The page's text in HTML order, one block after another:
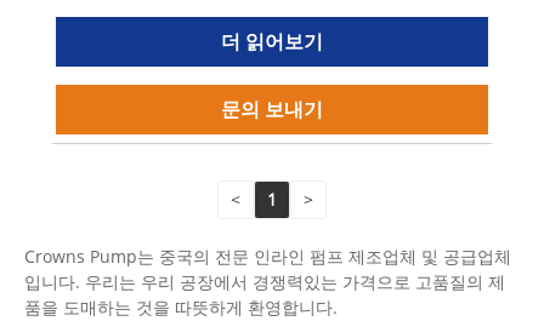
더 읽어보기
문의 보내기
< 1 >
Crowns Pump는 중국의 전문 인라인 펌프 제조업체 및 공급업체
입니다. 우리는 우리 공장에서 경쟁력있는 가격으로 고품질의 제
품을 도매하는 것을 따뜻하게 환영합니다.